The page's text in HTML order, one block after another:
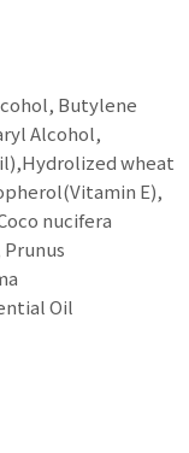
Butylene
Alcohol,
wheat
E),
nucifera
Oil